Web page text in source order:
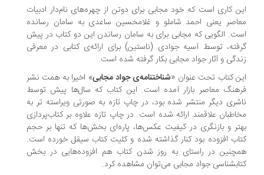
کاری است که خود مجابی برای دوتن از چهره‌های نام‌دار ادبیات
یعنی احمد شاملو و غلامحسین ساعدی به سامان رسانده
الگویی که مجابی برای به سامان رساندن این دو کتاب در پیش
توسط آسیه جوادی (ناستین) برای ارائه‌‌ی کتابی در معرفی
و آثار جواد مجابی بکار گرفته شده است.
کتاب تحت عنوان «شناختنامه‌ی جواد مجابی» اخیرا به همت نشر
معاصر بازار آمده است. این کتاب که سال‌ها پیش توسط
دیگر منتشر شده بود، در چاپ تازه به صورتی ویراسته تر به
علاقمند ارائه شده است. در چاپ تازه علاوه بر کتاب‌پردازی
و بازنگری در کیفیت عکس‌ها، پاره‌ای بخش‌ها که تنها بر حجم
افزوده بود کنار گذاشته شده و کلیت کتاب سیقل خورده است.
در راستای به روز شدن کتاب هم افزوده‌هایی در بخش
جواد مجابی می‌توان مشاهده کرد.